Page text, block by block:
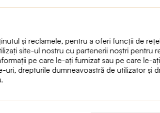
și reclamele, pentru a oferi funcții de
site-ul nostru cu partenerii noștri pentru
pe care le-ați furnizat sau pe care le-
drepturile dumneavoastră de utilizator și
Program de fidelitate
Teatru